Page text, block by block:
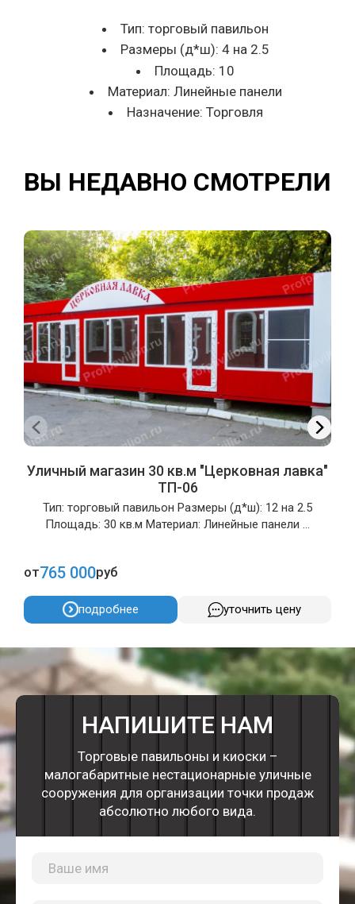
Тип: торговый павильон
Размеры (д*ш): 4 на 2.5
Площадь: 10
Материал: Линейные панели
Назначение: Торговля
ВЫ НЕДАВНО СМОТРЕЛИ
Уличный магазин 30 кв.м "Церковная лавка"
ТП-06
Тип: торговый павильон Размеры (д*ш): 12 на 2.5
Площадь: 30 кв.м Материал: Линейные панели ...
от765 000руб
подробнее уточнить цену
НАПИШИТЕ НАМ
Торговые павильоны и киоски –
малогабаритные нестационарные уличные
сооружения для организации точки продаж
абсолютно любого вида.